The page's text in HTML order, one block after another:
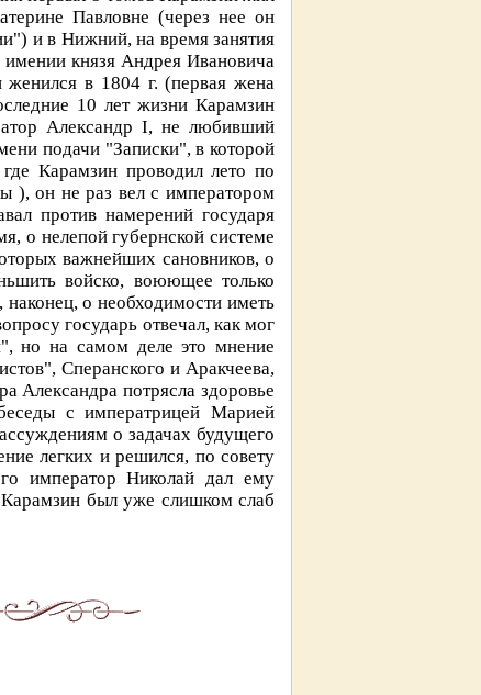
Павловне (через нее он
и в Нижний, на время занятия
князя Андрея Ивановича
женился в 1804 г. (первая жена
10 лет жизни Карамзин
Александр I, не любивший
подачи "Записки", в которой
Карамзин проводил лето по
), он не раз вел с императором
против намерений государя
о нелепой губернской системе
важнейших сановников, о
войско, воюющее только
о необходимости иметь
государь отвечал, как мог
но на самом деле это мнение
Сперанского и Аракчеева,
Александра потрясла здоровье
с императрицей Марией
о задачах будущего
легких и решился, по совету
император Николай дал ему
был уже слишком слаб